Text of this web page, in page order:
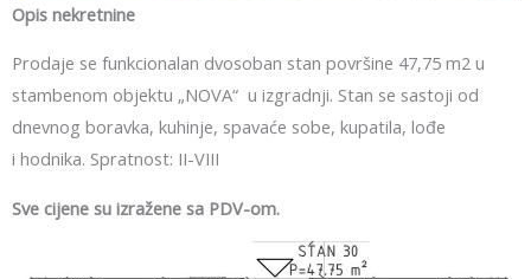
Opis nekretnine
Prodaje se funkcionalan dvosoban stan površine 47,75 m2 u
stambenom objektu „NOVA“ u izgradnji. Stan se sastoji od
dnevnog boravka, kuhinje, spavaće sobe, kupatila, lođe
i hodnika. Spratnost: II-VIII
Sve cijene su izražene sa PDV-om.